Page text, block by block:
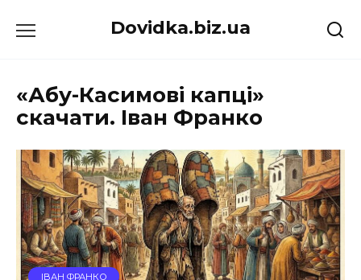
до
Dovidka.biz.ua
«Абу-Касимові капці»
скачати. Іван Франко
ІВАН ФРАНКО